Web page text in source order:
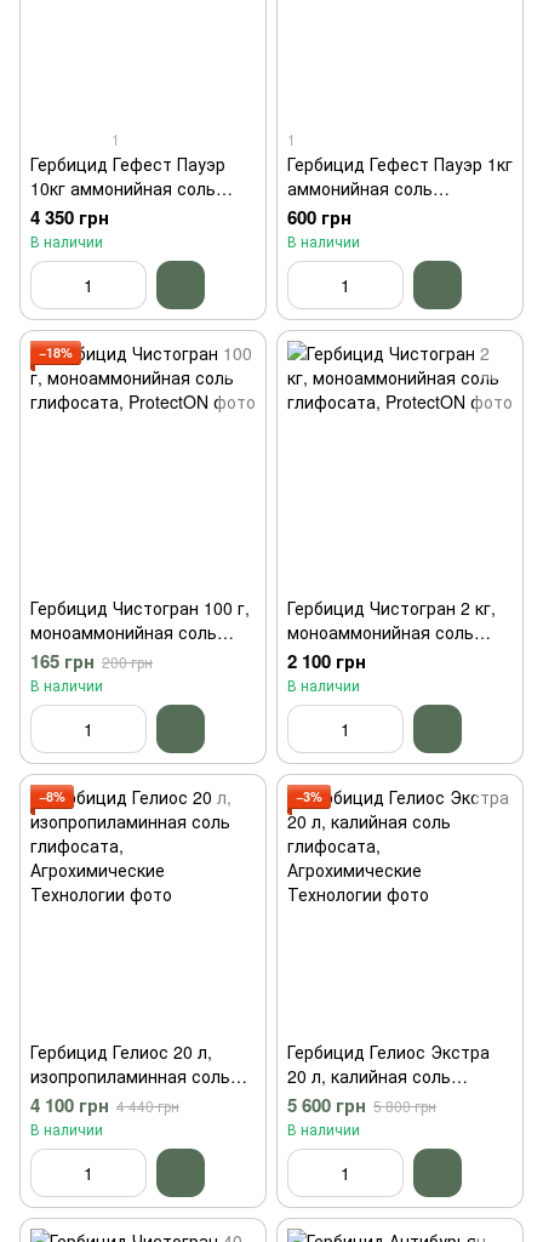
1
Гербицид Гефест Пауэр
10кг аммонийная соль
глифосата Нопосон
4 350 грн
В наличии
1
Гербицид Гефест Пауэр 1кг
аммонийная соль
глифосата Нопосон
600 грн
В наличии
−18%
Гербицид Чистогран 100 г,
моноаммонийная соль
глифосата, ProtectON
165 грн 200 грн
В наличии
Гербицид Чистогран 2 кг,
моноаммонийная соль
глифосата, ProtectON
2 100 грн
В наличии
−8%
Гербицид Гелиос 20 л,
изопропиламинная соль
глифосата,
Агрохимические
Технологии
4 100 грн 4 440 грн
В наличии
−3%
Гербицид Гелиос Экстра
20 л, калийная соль
глифосата,
Агрохимические
Технологии
5 600 грн 5 800 грн
В наличии